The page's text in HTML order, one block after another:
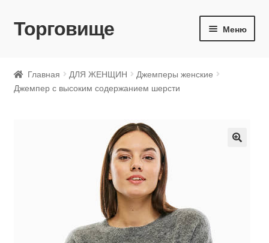
Перейти
Перейти
Торговище Меню
ДЛЯ МУЖЧИН
Главная ДЛЯ ЖЕНЩИН
Джемперы женские
Джемпер с высоким содержанием шерсти